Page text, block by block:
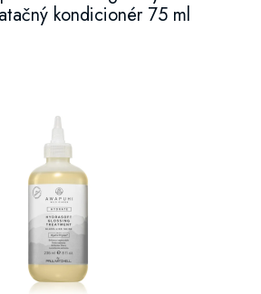
kondicionér 75 ml